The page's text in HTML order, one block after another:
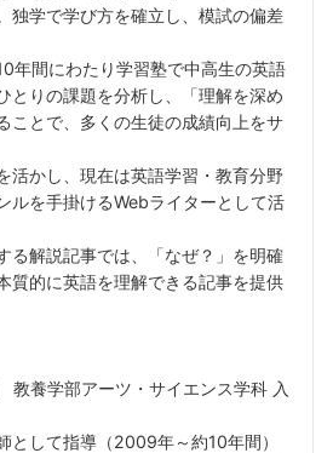
独学で学び方を確立し、模試の偏差
年間にわたり学習塾で中高生の英語
とりの課題を分析し、「理解を深め
ことで、多くの生徒の成績向上をサ
活かし、現在は英語学習・教育分野
ルを手掛けるWebライターとして活
る解説記事では、「なぜ？」を明確
質的に英語を理解できる記事を提供
教養学部アーツ・サイエンス学科 入
として指導（2009年～約10年間）